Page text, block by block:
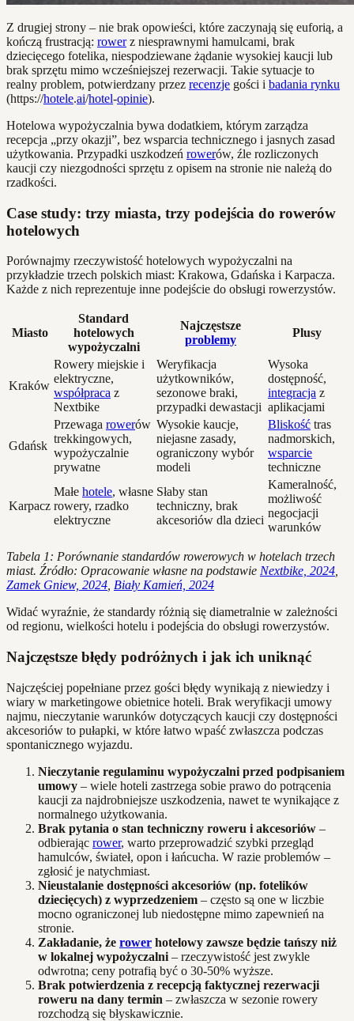
Z drugiej strony – nie brak opowieści, które zaczynają się euforią, a
kończą frustracją: rowerz niesprawnymi hamulcami, brak
dziecięcego fotelika, niespodziewane żądanie wysokiej kaucji lub
brak sprzętu mimo wcześniejszej rezerwacji. Takie sytuacje to
realny problem, potwierdzany przez recenzje gości i badania rynku
(https://hotele.ai/hotel-opinie).
Hotelowa wypożyczalnia bywa dodatkiem, którym zarządza
recepcja „przy okazji”, bez wsparcia technicznego i jasnych zasad
użytkowania. Przypadki uszkodzeń rowerów, źle rozliczonych
kaucji czy niezgodności sprzętu z opisem na stronie nie należą do
rzadkości.
Case study: trzy miasta, trzy podejścia do rowerów
hotelowych
Porównajmy rzeczywistość hotelowych wypożyczalni na
przykładzie trzech polskich miast: Krakowa, Gdańska i Karpacza.
Każde z nich reprezentuje inne podejście do obsługi rowerzystów.
Miasto
Standard
hotelowych
wypożyczalni
Najczęstsze
problemy
Plusy
Kraków
Rowery miejskie i
elektryczne,
współpraca z
Nextbike
Weryfikacja
użytkowników,
sezonowe braki,
przypadki dewastacji
Wysoka
dostępność,
integracja z
aplikacjami
Gdańsk
Przewaga rowerów
trekkingowych,
wypożyczalnie
prywatne
Wysokie kaucje,
niejasne zasady,
ograniczony wybór
modeli
Bliskość tras
nadmorskich,
wsparcie
techniczne
Karpacz
Małe hotele, własne
rowery, rzadko
elektryczne
Słaby stan
techniczny, brak
akcesoriów dla dzieci
Kameralność,
możliwość
negocjacji
warunków
Tabela 1: Porównanie standardów rowerowych w hotelach trzech
miast. Źródło: Opracowanie własne na podstawie Nextbike, 2024
Zamek Gniew, 2024 Biały Kamień, 2024
Widać wyraźnie, że standardy różnią się diametralnie w zależności
od regionu, wielkości hotelu i podejścia do obsługi rowerzystów.
Najczęstsze błędy podróżnych i jak ich uniknąć
Najczęściej popełniane przez gości błędy wynikają z niewiedzy i
wiary w marketingowe obietnice hoteli. Brak weryfikacji umowy
najmu, nieczytanie warunków dotyczących kaucji czy dostępności
akcesoriów to pułapki, w które łatwo wpaść zwłaszcza podczas
spontanicznego wyjazdu.
Nieczytanie regulaminu wypożyczalni przed podpisaniem
umowy – wiele hoteli zastrzega sobie prawo do potrącenia
kaucji za najdrobniejsze uszkodzenia, nawet te wynikające z
normalnego użytkowania.
Brak pytania o stan techniczny roweru i akcesoriów –
odbierając rower, warto przeprowadzić szybki przegląd
hamulców, świateł, opon i łańcucha. W razie problemów –
zgłosić je natychmiast.
Nieustalanie dostępności akcesoriów (np. fotelików
dziecięcych) z wyprzedzeniem – często są one w liczbie
mocno ograniczonej lub niedostępne mimo zapewnień na
stronie.
Zakładanie, że rower hotelowy zawsze będzie tańszy niż
w lokalnej wypożyczalni – rzeczywistość jest zwykle
odwrotna; ceny potrafią być o 30-50% wyższe.
Brak potwierdzenia z recepcją faktycznej rezerwacji
roweru na dany termin – zwłaszcza w sezonie rowery
rozchodzą się błyskawicznie.